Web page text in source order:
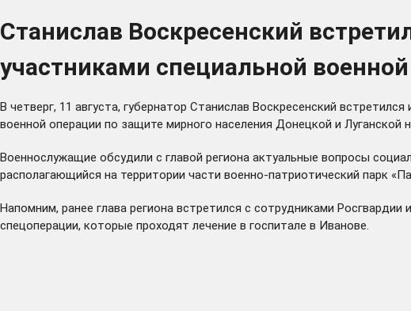
Станислав Воскресенский
участниками специальной
В четверг, 11 августа, губернатор Станислав Воскресенский
военной операции по защите мирного населения Донецкой и Луганской
Военнослужащие обсудили с главой региона актуальные вопросы
располагающийся на территории части военно-патриотический парк
Напомним, ранее глава региона встретился с сотрудниками Росгвардии и
спецоперации, которые проходят лечение в госпитале в Иванове.